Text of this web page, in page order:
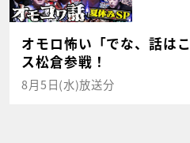
オモロ怖い「でな、話は
ス松倉参戦！
8月5日(水)放送分